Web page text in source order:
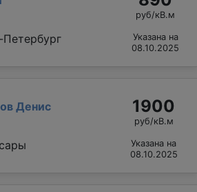
руб/кВ.м
Указана на
08.10.2025
Денис
1900
руб/кВ.м
Указана на
08.10.2025